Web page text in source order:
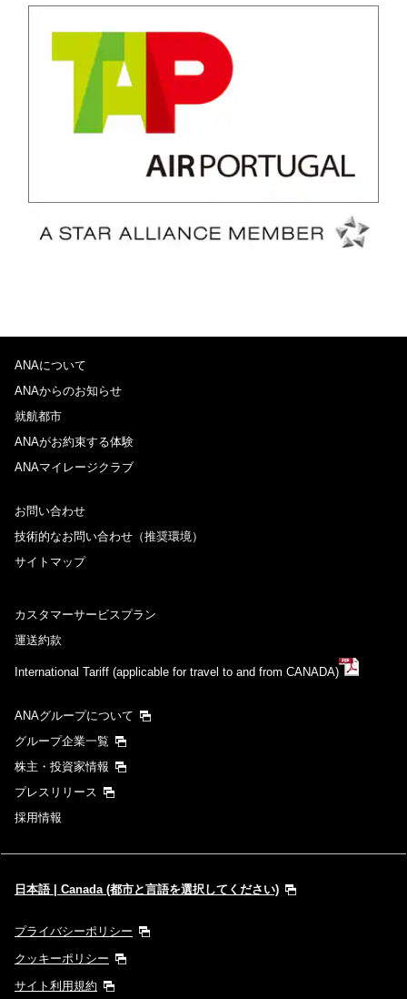
ANAについて
ANAからのお知らせ
就航都市
ANAがお約束する体験
ANAマイレージクラブ
お問い合わせ
技術的なお問い合わせ（推奨環境）
サイトマップ
カスタマーサービスプラン
運送約款
International Tariff (applicable for travel to and from CANADA)
ANAグループについて
グループ企業一覧
株主・投資家情報
プレスリリース
採用情報
日本語 | Canada (都市と言語を選択してください)
プライバシーポリシー
クッキーポリシー
サイト利用規約